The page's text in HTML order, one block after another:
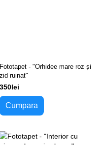
Fototapet - "Orhidee mare roz și
zid ruinat"
350lei
Cumpara